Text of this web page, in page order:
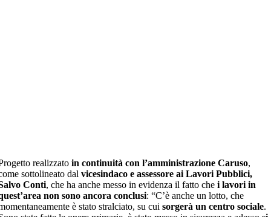
realizzatoin continuità con l’amministrazione Caruso,
sottolineato dalvicesindaco e assessore ai Lavori Pubblici,
Conti, che ha anche messo in evidenza il fatto chei lavori in
non sono ancora conclusi: “C’è anche un lotto, che
è stato stralciato, su cuisorgerà un centro sociale.